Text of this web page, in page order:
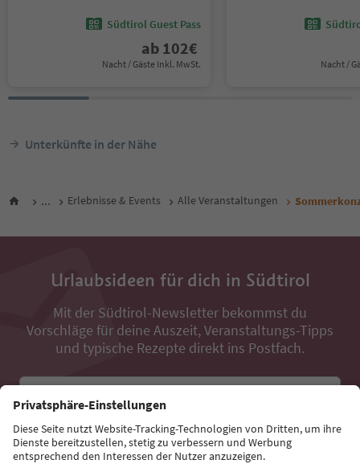
Südtirol Guest Pass
ab 102€
Nacht / Gäste Inkl. MwSt. Nacht /
Unterkünfte in der Nähe
... Erlebnisse & Events Alle Veranstaltungen
Urlaubsideen für dich in Südtirol
Mit der Südtirol-Newsletter bekommst du
Vorschläge für deine Auszeit, Veranstaltungs-Tipps
und typische Rezepte direkt ins Postfach.
Jetzt anmelden